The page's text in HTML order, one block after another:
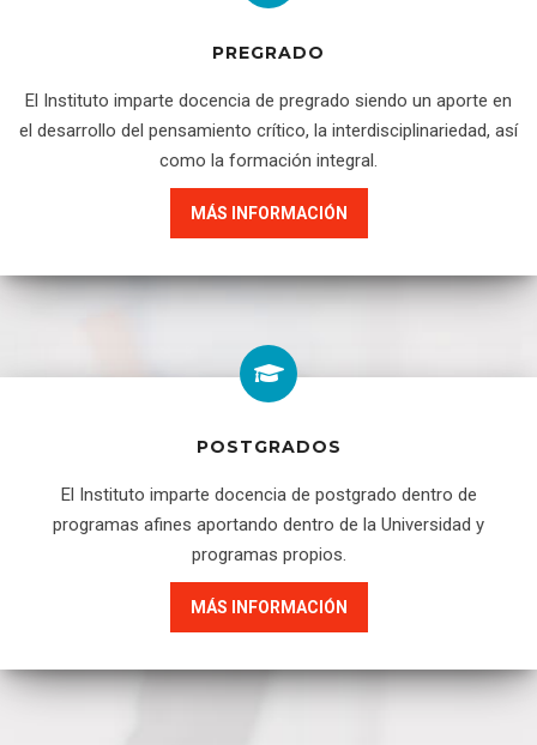
PREGRADO
El Instituto imparte docencia de pregrado siendo un aporte en
el desarrollo del pensamiento crítico, la interdisciplinariedad, así
como la formación integral.
MÁS INFORMACIÓN
POSTGRADOS
El Instituto imparte docencia de postgrado dentro de
programas afines aportando dentro de la Universidad y
programas propios.
MÁS INFORMACIÓN